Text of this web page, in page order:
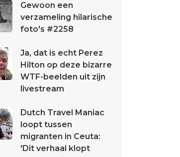
Gewoon een
verzameling hilarische
foto's #2258
Ja, dat is echt Perez
Hilton op deze bizarre
WTF-beelden uit zijn
livestream
Dutch Travel Maniac
loopt tussen
migranten in Ceuta:
'Dit verhaal klopt